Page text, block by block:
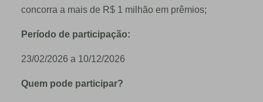
concorra a mais de R$ 1 milhão em prêmios;
Período de participação:
23/02/2026 a 10/12/2026
Quem pode participar?